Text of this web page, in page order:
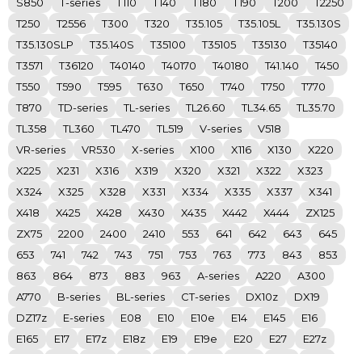
S850 T-series T110 T140 T180 T190 T200
T2250
T250
T2556 T300 T320 T35.105 T35.105L
T35.130S
T35.130SLP
T35.140S T35100 T35105 T35130
T35140
T3571
T36120 T40140 T40170 T40180 T41.140
T450
T550
T590 T595 T630 T650 T740 T750
T770
T870
TD-series TL-series TL26.60 TL34.65
TL35.70
TL358
TL360 TL470 TL519 V-series
V518
VR-series
VR530 X-series X100 X116 X130
X220
X225
X231 X316 X319 X320 X321 X322
X323
X324
X325 X328 X331 X334 X335 X337
X341
X418
X425 X428 X430 X435 X442 X444
ZX125
ZX75
2200 2400 2410 553 641 642 643
645
653
741 742 743 751 753 763 773 843
853
863
864 873 883 963 A-series A220
A300
A770
B-series BL-series CT-series DX10z
DX19
DZ17z
E-series E08 E10 E10e E14 E145
E16
E165
E17 E17z E18z E19 E19e E20 E27
E27z